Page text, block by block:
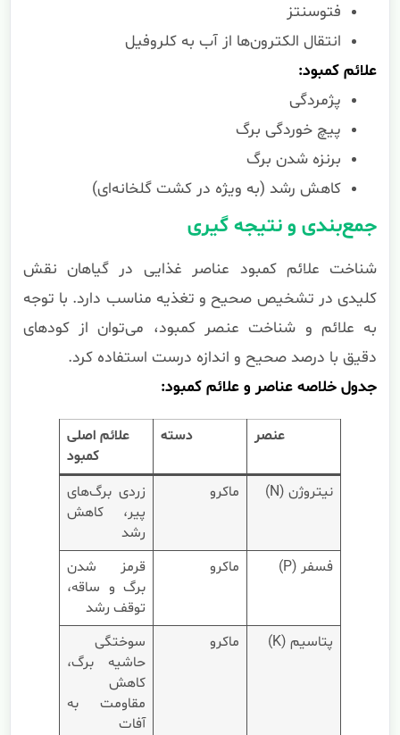
فتوسنتز
انتقال الکترون‌ها از آب به کلروفیل
علائم کمبود:
پژمردگی
پیچ خوردگی برگ
برنزه شدن برگ
کاهش رشد (به ویژه در کشت گلخانه‌ای)
جمع‌بندی و نتیجه گیری
شناخت علائم کمبود عناصر غذایی در گیاهان نقش
کلیدی در تشخیص صحیح و تغذیه مناسب دارد. با توجه
به علائم و شناخت عنصر کمبود، می‌توان از کودهای
دقیق با درصد صحیح و اندازه درست استفاده کرد.
جدول خلاصه عناصر و علائم کمبود:
عنصر دسته
علائم اصلی
کمبود
نیتروژن (N)
ماکرو
زردی برگ‌های
پیر، کاهش
رشد
فسفر (P)
ماکرو
قرمز شدن
برگ و ساقه،
توقف رشد
پتاسیم (K)
ماکرو
سوختگی
حاشیه برگ،
کاهش
مقاومت به
آفات